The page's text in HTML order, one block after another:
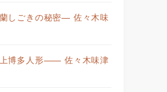
しごきの秘密— 佐々木味
博多人形—— 佐々木味津